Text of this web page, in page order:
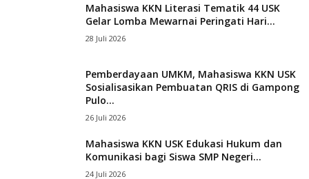
Mahasiswa KKN Literasi Tematik 44 USK
Gelar Lomba Mewarnai Peringati Hari...
28 Juli 2026
Pemberdayaan UMKM, Mahasiswa KKN USK
Sosialisasikan Pembuatan QRIS di Gampong
Pulo...
26 Juli 2026
Mahasiswa KKN USK Edukasi Hukum dan
Komunikasi bagi Siswa SMP Negeri...
24 Juli 2026